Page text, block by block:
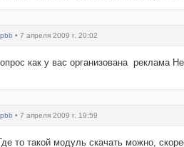
• 7 апреля 2009 г. 20:02
как у вас организована реклама
• 7 апреля 2009 г. 19:59
то такой модуль скачать можно,